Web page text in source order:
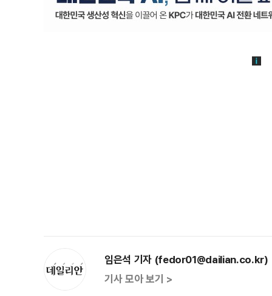
임은석 기자 (fedor01@dailian.co.kr)
기사 모아 보기 >